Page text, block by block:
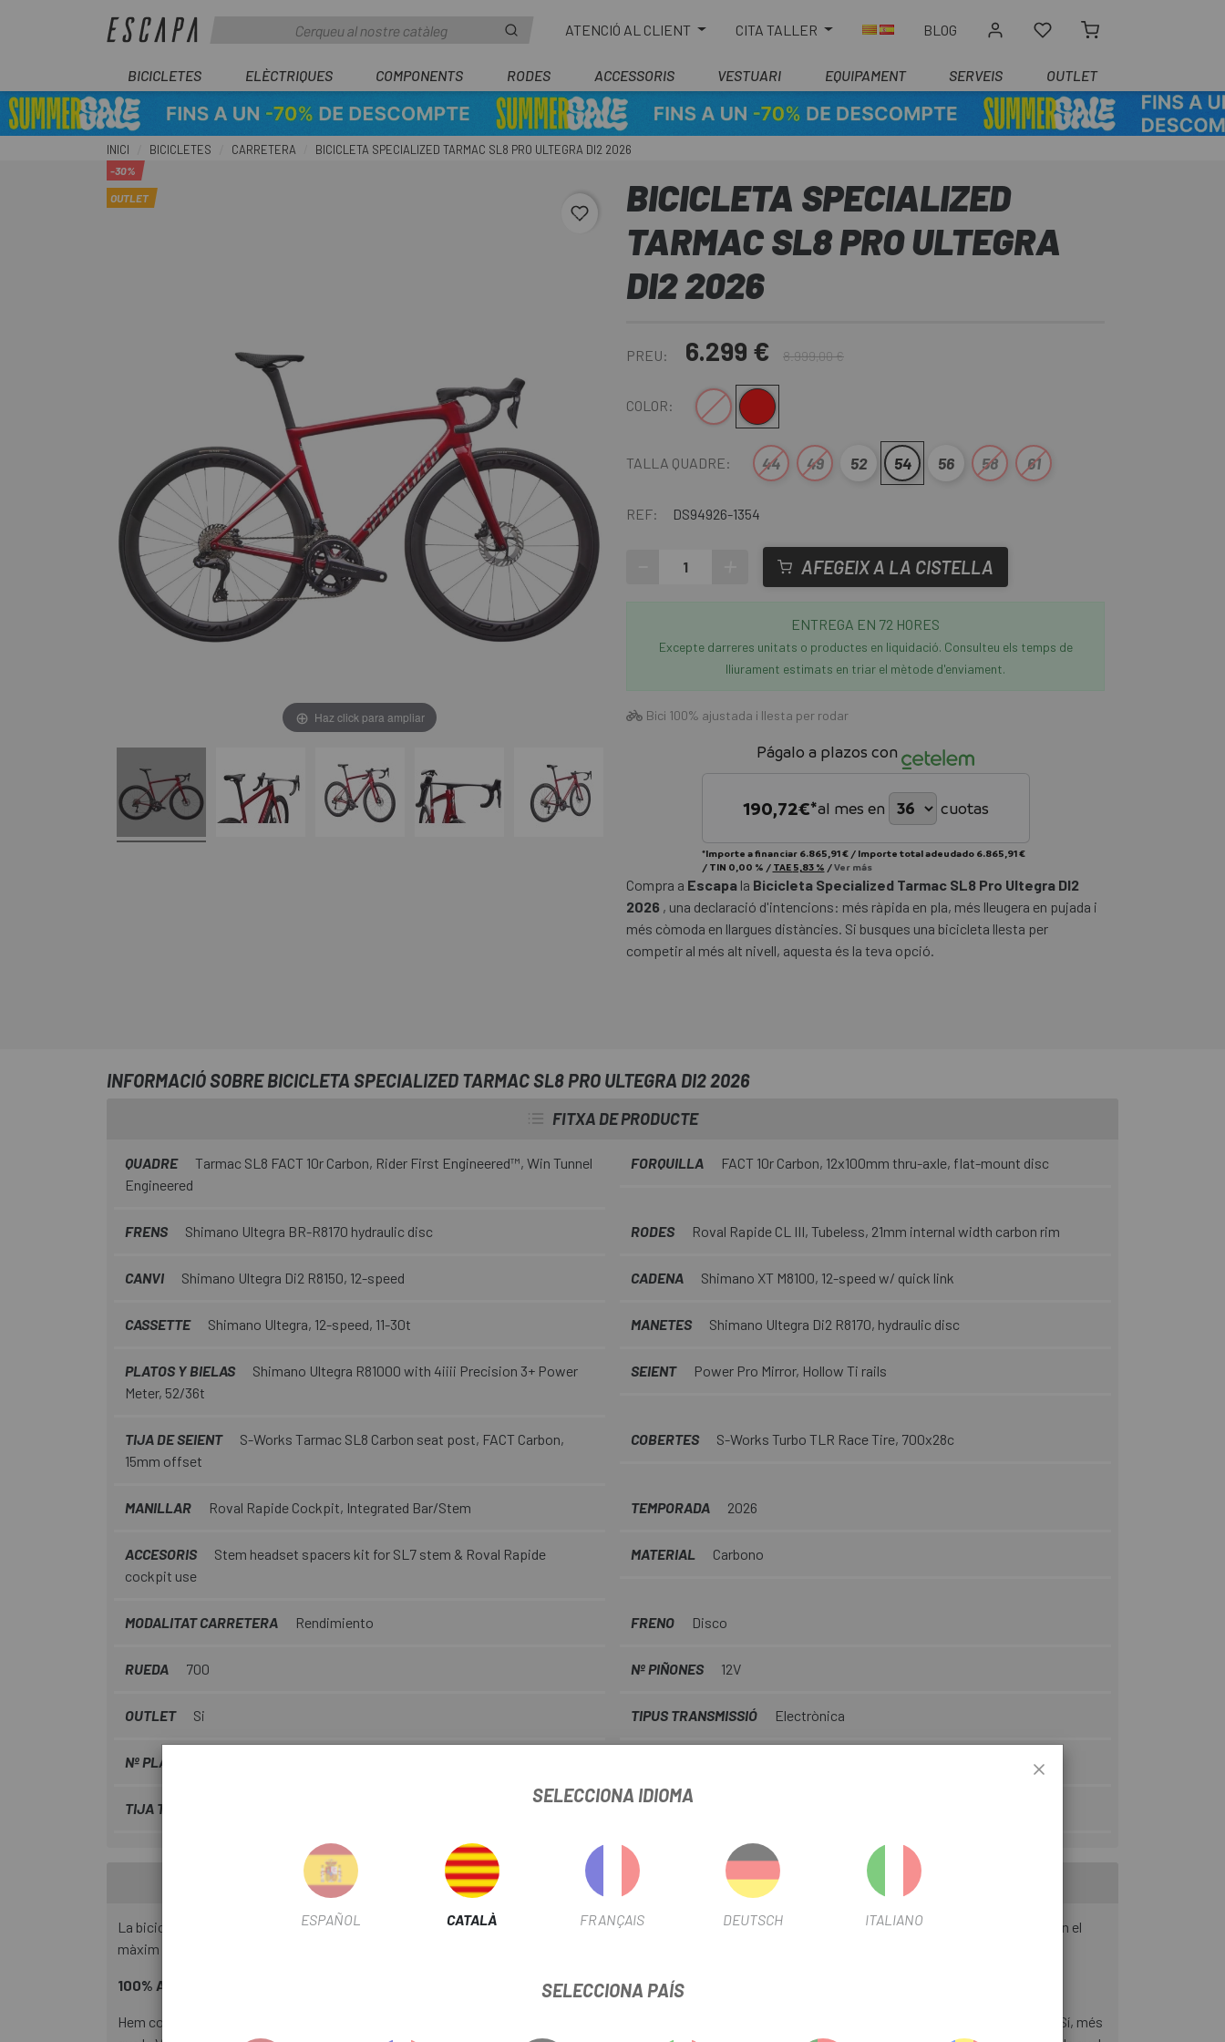
ATENCIÓ AL CLIENT CITA TALLER BLOG
BICICLETES ELÈCTRIQUES COMPONENTS RODES ACCESSORIS VESTUARI EQUIPAMENT SERVEIS OUTLET
INICI BICICLETES CARRETERA BICICLETA SPECIALIZED TARMAC SL8 PRO ULTEGRA DI2 2026
favorite_border
-30%
OUTLET
Haz click para ampliar
BICICLETA SPECIALIZED
TARMAC SL8 PRO ULTEGRA
DI2 2026
PREU: 6.299 € 8.999,00 €
COLOR: BlancVermell
TALLA QUADRE: 44 49 52 54 56 58 61
REF: DS94926-1354
AFEGEIX A LA CISTELLA
ENTREGA EN 72 HORES
Excepte darreres unitats o productes en liquidació. Consulteu els temps de
lliurament estimats en triar el mètode d'enviament.
Bici 100% ajustada i llesta per rodar
Págalo a plazos con
190,72€*al mes en cuotas
*Importe a financiar 6.865,91 € / Importe total adeudado 6.865,91 €
/ TIN 0,00 % / TAE 5,83 % /Ver más
Compra a Escapa la Bicicleta Specialized Tarmac SL8 Pro Ultegra DI2
2026 , una declaració d'intencions: més ràpida en pla, més lleugera en pujada i
més còmoda en llargues distàncies. Si busques una bicicleta llesta per
competir al més alt nivell, aquesta és la teva opció.
INFORMACIÓ SOBRE BICICLETA SPECIALIZED TARMAC SL8 PRO ULTEGRA DI2 2026
FITXA DE PRODUCTE
QUADRE
Tarmac SL8 FACT 10r Carbon, Rider First Engineered™, Win Tunnel
Engineered
FORQUILLA FACT 10r Carbon, 12x100mm thru-axle, flat-mount disc
FRENS Shimano Ultegra BR-R8170 hydraulic disc RODES Roval Rapide CL III, Tubeless, 21mm internal width carbon rim
CANVI Shimano Ultegra Di2 R8150, 12-speed CADENA Shimano XT M8100, 12-speed w/ quick link
CASSETTE Shimano Ultegra, 12-speed, 11-30t MANETES Shimano Ultegra Di2 R8170, hydraulic disc
PLATOS Y BIELAS
Shimano Ultegra R81000 with 4iiii Precision 3+ Power
Meter, 52/36t
SEIENT Power Pro Mirror, Hollow Ti rails
TIJA DE SEIENT
S-Works Tarmac SL8 Carbon seat post, FACT Carbon,
15mm offset
COBERTES S-Works Turbo TLR Race Tire, 700x28c
MANILLAR Roval Rapide Cockpit, Integrated Bar/Stem TEMPORADA 2026
ACCESORIS
Stem headset spacers kit for SL7 stem & Roval Rapide
cockpit use
MATERIAL Carbono
MODALITAT CARRETERA Rendimiento FRENO Disco
RUEDA 700 Nº PIÑONES 12V
OUTLET Si TIPUS TRANSMISSIÓ Electrònica
Nº PLATS
TIJA TELESCÒPICA AMPLE BUJE
INFORMACIÓ DEL PRODUCTE
La bicicleta que redefineix la velocitat. La Tarmac SL8 Pro és la combinació perfecta entre aerodinàmica, lleugeresa i control . Dissenyada per als que busquen el
màxim rendiment en competició, ofereix una experiència de conducció ràpida i precisa a qualsevol terreno .
100% AERO
Hem col·locat elements aerodinàmics on de debò es necessiten, no només on queden bé. I així hem aconseguit la nostra bici de carretera més aerodinàmica. Sí, més
SELECCIONA IDIOMA
ESPAÑOL CATALÀ FRANÇAIS DEUTSCH ITALIANO
SELECCIONA PAÍS